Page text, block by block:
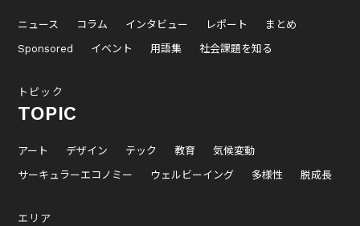
ニュース コラム インタビュー レポート
まとめ
Sponsored
イベント 用語集 社会課題を知る
トピック
TOPIC
アート デザイン テック 教育
気候変動
サーキュラーエコノミー
ウェルビーイング 多様性 脱成長
エリア